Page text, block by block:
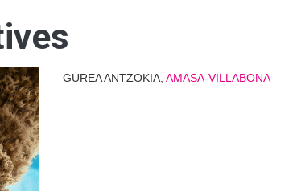
GUREA ANTZOKIA, AMASA-VILLABONA